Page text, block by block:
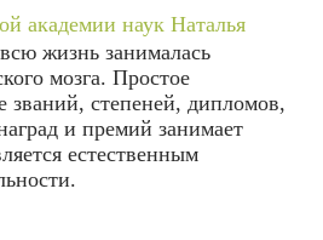
академии наук Наталья
жизнь занималась
мозга. Простое
званий, степеней, дипломов,
и премий занимает
естественным